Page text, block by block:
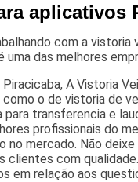
aplicativos
com a vistoria
das melhores
A Vistoria
o de vistoria de
transferencia e
profissionais do
no mercado. Não
clientes com
em relação aos